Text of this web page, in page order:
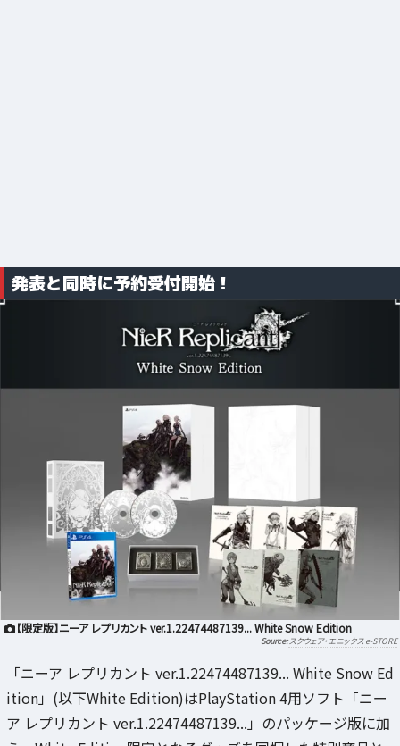
発表と同時に予約受付開始！
【限定版】ニーア レプリカント ver.1.22474487139... White Snow Edition
スクウェア・エニックス e-STORE
「ニーア レプリカント ver.1.22474487139... White Snow Ed
ition」(以下White Edition)はPlayStation 4用ソフト「ニー
ア レプリカント ver.1.22474487139...」のパッケージ版に加